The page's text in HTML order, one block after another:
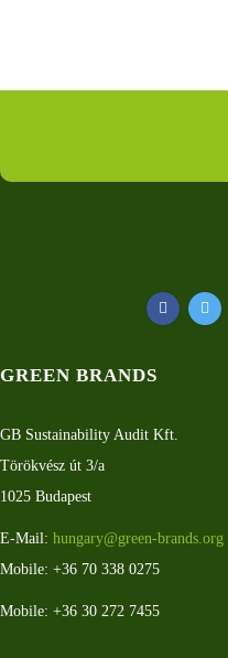
GREEN BRANDS
GB Sustainability Audit Kft.
Törökvész út 3/a
1025 Budapest
E-Mail: hungary@green-brands.org
Mobile: +36 70 338 0275
Mobile: +36 30 272 7455